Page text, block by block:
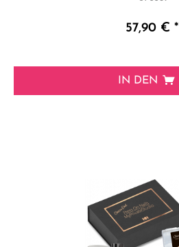
57,90 € *
IN DEN